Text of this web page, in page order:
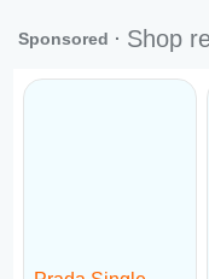
Dom:
Fechado